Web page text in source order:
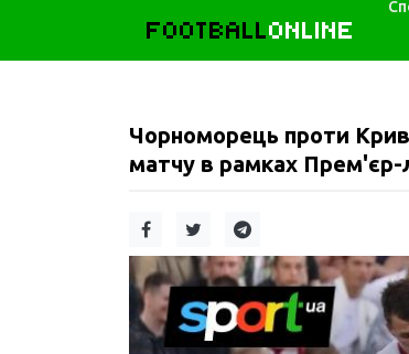
FOOTBALLONLINE
Чорноморець проти
матчу в рамках Прем'єр-